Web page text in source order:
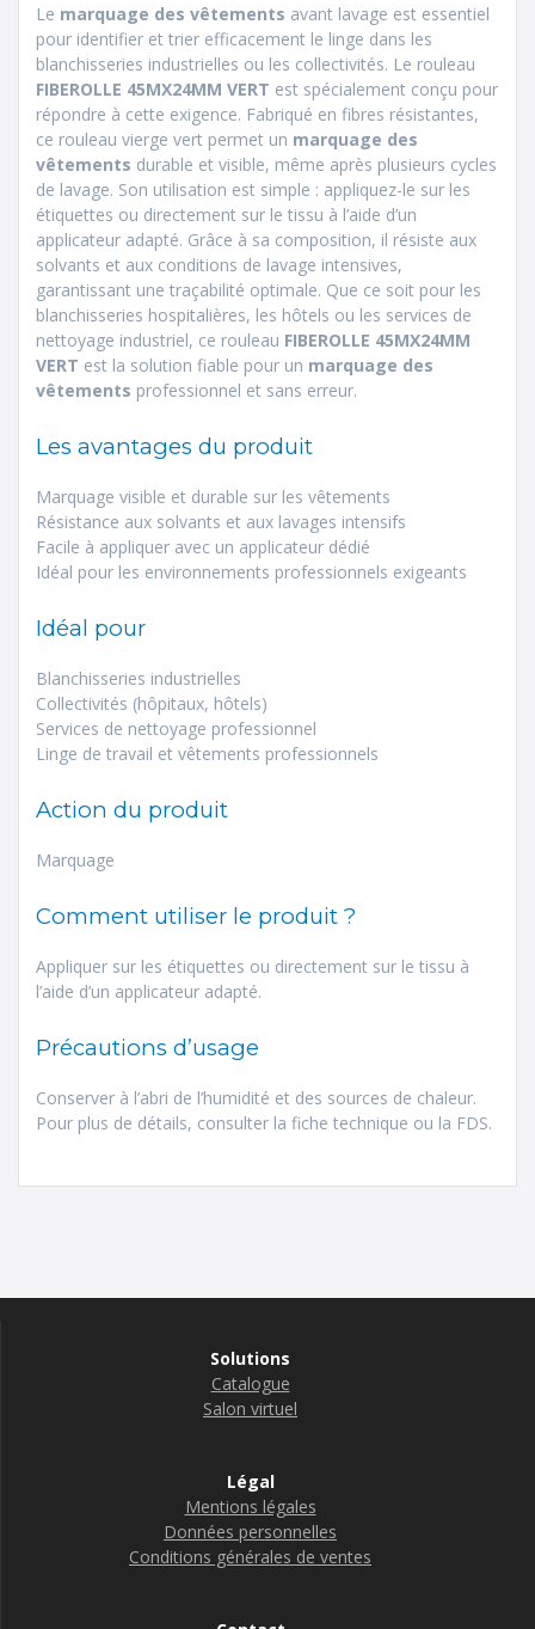
Le marquage des vêtements avant lavage est essentiel
pour identifier et trier efficacement le linge dans les
blanchisseries industrielles ou les collectivités. Le rouleau
FIBEROLLE 45MX24MM VERT est spécialement conçu pour
répondre à cette exigence. Fabriqué en fibres résistantes,
ce rouleau vierge vert permet un marquage des
vêtements durable et visible, même après plusieurs cycles
de lavage. Son utilisation est simple : appliquez-le sur les
étiquettes ou directement sur le tissu à l’aide d’un
applicateur adapté. Grâce à sa composition, il résiste aux
solvants et aux conditions de lavage intensives,
garantissant une traçabilité optimale. Que ce soit pour les
blanchisseries hospitalières, les hôtels ou les services de
nettoyage industriel, ce rouleau FIBEROLLE 45MX24MM
VERT est la solution fiable pour un marquage des
vêtements professionnel et sans erreur.
Les avantages du produit
Marquage visible et durable sur les vêtements
Résistance aux solvants et aux lavages intensifs
Facile à appliquer avec un applicateur dédié
Idéal pour les environnements professionnels exigeants
Idéal pour
Blanchisseries industrielles
Collectivités (hôpitaux, hôtels)
Services de nettoyage professionnel
Linge de travail et vêtements professionnels
Action du produit
Marquage
Comment utiliser le produit ?
Appliquer sur les étiquettes ou directement sur le tissu à
l’aide d’un applicateur adapté.
Précautions d’usage
Conserver à l’abri de l’humidité et des sources de chaleur.
Pour plus de détails, consulter la fiche technique ou la FDS.
Solutions
Catalogue
Salon virtuel
Légal
Mentions légales
Données personnelles
Conditions générales de ventes